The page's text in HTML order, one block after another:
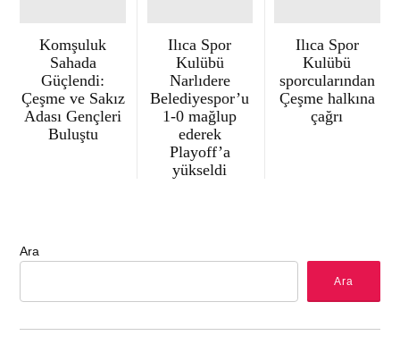
Komşuluk
Sahada
Güçlendi:
Çeşme ve Sakız
Adası Gençleri
Buluştu
Ilıca Spor
Kulübü
Narlıdere
Belediyespor’u
1-0 mağlup
ederek
Playoff’a
yükseldi
Ilıca Spor
Kulübü
sporcularından
Çeşme halkına
çağrı
Ara
Ara